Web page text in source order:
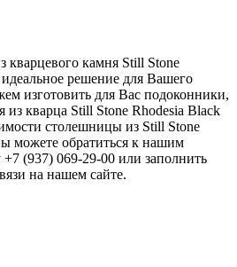
кварцевого камня Still Stone
решение для Вашего
изготовить для Вас подоконники,
из кварца Still Stone Rhodesia Black
столешницы из Still Stone
можете обратиться к нашим
(937) 069-29-00 или заполнить
на нашем сайте.